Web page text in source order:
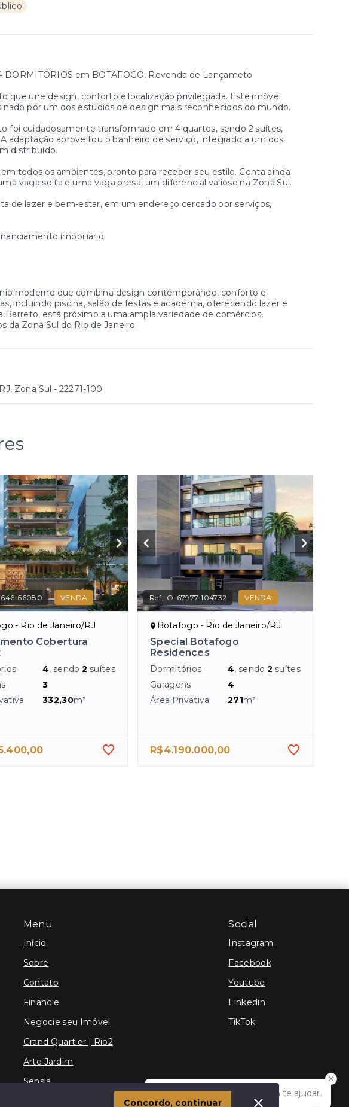
em BOTAFOGO, Revenda de Lançameto
que une design, conforto e localização privilegiada. Este imóvel
por um dos estúdios de design mais reconhecidos do mundo.
foi cuidadosamente transformado em 4 quartos, sendo 2 suítes,
adaptação aproveitou o banheiro de serviço, integrado a um dos
distribuído.
todos os ambientes, pronto para receber seu estilo. Conta ainda
vaga solta e uma vaga presa, um diferencial valioso na Zona Sul.
de lazer e bem-estar, em um endereço cercado por serviços,
imobiliário.
moderno que combina design contemporâneo, conforto e
incluindo piscina, salão de festas e academia, oferecendo lazer e
Barreto, está próximo a uma ampla variedade de comércios,
da Zona Sul do Rio de Janeiro.
Zona Sul - 22271-100
66080 VENDA
- Rio de Janeiro/RJ
Cobertura
4, sendo2 suítes
3
332,30m²
Ref.: O-67977-104732 VENDA
Botafogo - Rio de Janeiro/RJ
Special Botafogo
Residences
Dormitórios 4, sendo2 suítes
Garagens
4
Área Privativa
271m²
R$4.190.000,00
Olá! Estamos disponíveis para te ajudar.
Menu
Início
Sobre
Contato
Financie
Negocie seu Imóvel
Grand Quartier | Rio2
Arte Jardim
Sensia
Social
Instagram
Facebook
Youtube
Linkedin
TikTok
Concordo, continuar